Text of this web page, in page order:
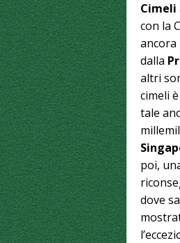
Cimeli
con la
ancora
dalla
altri
cimeli
tale
poi,
dove